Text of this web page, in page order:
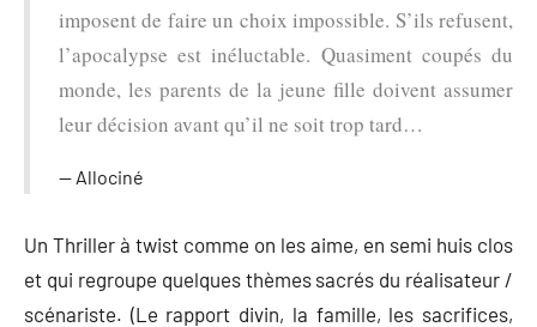
imposent de faire un choix impossible. S’ils refusent,
l’apocalypse est inéluctable. Quasiment coupés du
monde, les parents de la jeune fille doivent assumer
leur décision avant qu’il ne soit trop tard…
Allociné
Un Thriller à twist comme on les aime, en semi huis clos
et qui regroupe quelques thèmes sacrés du réalisateur /
scénariste. (Le rapport divin, la famille, les sacrifices,